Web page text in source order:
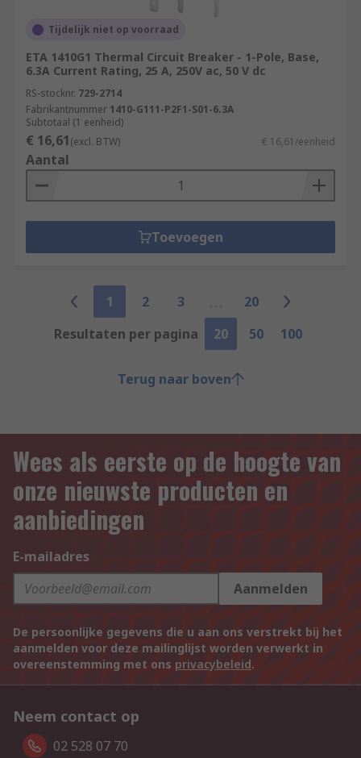
Tijdelijk niet op voorraad
ETA 1410G1 Thermal Circuit Breaker - 1-Pole, Base,
6.3A Current Rating, 25 A, 250V ac, 50 V dc
RS-stocknr. 729-2714
Fabrikantnummer 1410-G111-P2F1-S01-6.3A
Subtotaal (1 eenheid)
€ 16,61(excl. BTW) € 16,61/eenheid
Aantal
Toevoegen
1 2 3
20
Resultaten per pagina
20 50 100
Terug naar boven
Wees als eerste op de hoogte van
onze nieuwste producten en
aanbiedingen
E-mailadres
Aanmelden
De persoonlijke gegevens die u aan ons verstrekt bij het
aanmelden voor deze mailinglijst worden verwerkt in
overeenstemming met ons privacybeleid.
Neem contact op
02 528 07 70